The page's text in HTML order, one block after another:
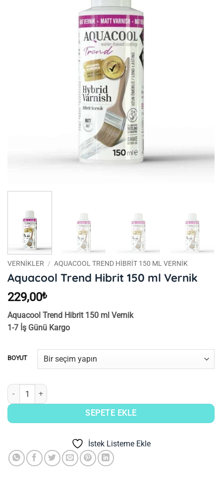
VERNIKLER / AQUACOOL TREND HIBRIT 150 ML VERNIK
Aquacool Trend Hibrit 150 ml Vernik
229,00₺
Aquacool Trend Hibrit 150 ml Vernik
1-7 İş Günü Kargo
BOYUT
Aquacool Trend Hibrit 150 ml Vernik adet
SEPETE EKLE
İstek Listeme Ekle